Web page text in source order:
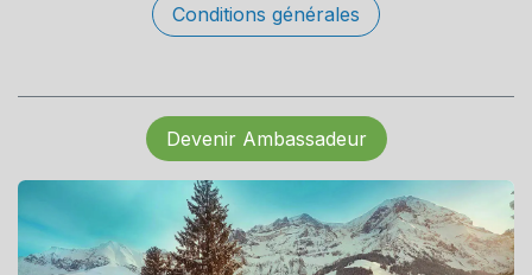
Conditions générales
Devenir Ambassadeur